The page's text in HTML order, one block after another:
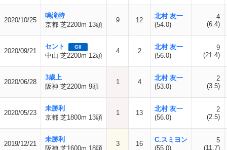
2020/10/25
鳴滝特
京都 芝2200m 13頭
9 12
北村 友一
(54.0)
4
(6.4)
2020/09/21
セント GII
中山 芝2200m 12頭
4 2
北村 友一
(56.0)
9
(21.4)
2020/06/28
3歳上
阪神 芝2200m 9頭
1 4
北村 友一
(53.0)
2
(3.5)
2020/05/23
未勝利
京都 芝1800m 13頭
1 13
北村 友一
(56.0)
2
(2.5)
2019/12/21
未勝利
阪神 芝1600m 18頭
3 16
C.スミヨン
(55.0)
5
(11.7)